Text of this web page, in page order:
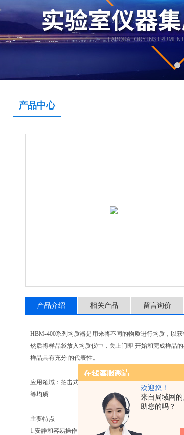
欢迎您！
来自局域网
助您的吗？
产品中心
产品介绍 相关产品 留言询价
HBM-400系列均质器是用来将不同的物质进行均质，以
然后将样品袋放入均质仪中，关上门即 开始和完成样品
样品具有充分 的代表性。
应用领域：拍击式均质器广泛应用于食品检测机构、大
等均质
主要特点
1.安静和容易操作；